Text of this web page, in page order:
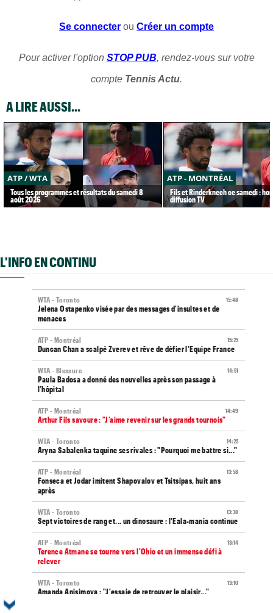
Se connecter ou Créer un compte
Pour activer l'option STOP PUB, rendez-vous sur votre
compte Tennis Actu.
A LIRE AUSSI...
ATP / WTA
Tous les programmes et résultats du samedi 8
août 2026
ATP - MONTRÉAL
Fils et Rinderknech ce samedi :
diffusion TV
L'INFO EN CONTINU
15:48
WTA - Toronto
Jelena Ostapenko visée par des messages d'insultes et de
menaces
15:25
ATP - Montréal
Duncan Chan a scalpé Zverev et rêve de défier l'Equipe France
14:51
WTA - Blessure
Paula Badosa a donné des nouvelles après son passage à
l’hôpital
14:49
ATP - Montréal
Arthur Fils savoure : "J’aime revenir sur les grands tournois"
14:25
WTA - Toronto
Aryna Sabalenka taquine ses rivales : "Pourquoi me battre si..."
13:58
ATP - Montréal
Fonseca et Jodar imitent Shapovalov et Tsitsipas, huit ans
après
13:38
WTA - Toronto
Sept victoires de rang et... un dinosaure : l'Eala-mania continue
13:14
ATP - Montréal
Terence Atmane se tourne vers l'Ohio et un immense défi à
relever
13:10
WTA - Toronto
Amanda Anisimova : "J'essaie de retrouver le plaisir..."